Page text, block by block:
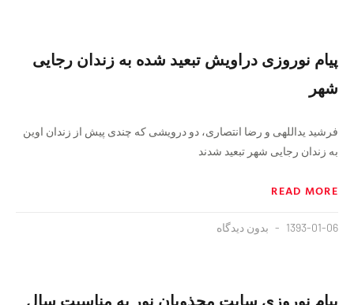
پیام نوروزی دراویش تبعید شده به زندان رجایی
شهر
فرشید یداللهی و رضا انتصاری، دو درویشی که چندی پیش از زندان اوین
به زندان رجایی شهر تبعید شدند
READ MORE
1393-01-06 بدون دیدگاه